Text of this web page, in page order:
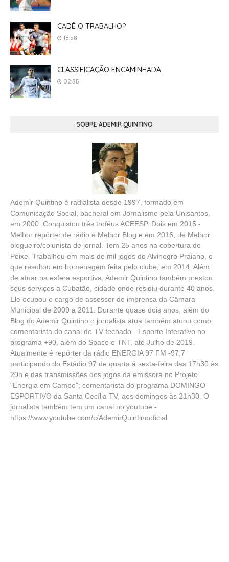
CADÊ O TRABALHO?
18:58
CLASSIFICAÇÃO ENCAMINHADA
02:35
SOBRE ADEMIR QUINTINO
Ademir Quintino é radialista desde 1997, formado em
Comunicação Social, bacheral em Jornalismo pela Unisantos,
em 2000. Conquistou três troféus ACEESP. Dois em 2015 -
Melhor repórter de rádio e Melhor Blog e em 2016, de Melhor
blogueiro/colunista de jornal. Tem 25 anos na cobertura do
Peixe. Trabalhou em mais de mil jogos do Alvinegro Praiano, o
que resultou em homenagem feita pelo clube, em 2014. Além
de atuar na esfera esportiva, Ademir Quintino também prestou
seus serviços a Cubatão, cidade onde residiu durante 40 anos.
Ele ocupou o cargo de assessor de imprensa da Câmara
Municipal de 2009 a 2011. Durante quase dois anos, além do
Blog do Ademir Quintino o jornalista atua também atuou como
comentarista do canal de TV fechado - Esporte Interativo no
programa +90, além do Space e TNT, até Julho de 2019.
Atualmente é repórter da rádio ENERGIA 97 FM -97,7
participando do Estádio 97 de quarta á sexta-feira das 17h30 às
20h e das transmissões dos jogos da emissora no Projeto
"Energia em Campo"; comentarista do programa DOMINGO
ESPORTIVO da Santa Cecília TV, aos domingos às 21h30. O
jornalista também tem um canal no youtube -
https://www.youtube.com/c/AdemirQuintinooficial